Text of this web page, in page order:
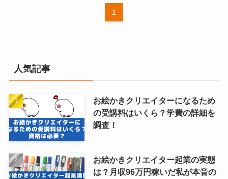
1
人気記事
お絵かきクリエイターになるため
の受講料はいくら？学費の詳細を
調査！
お絵かきクリエイター起業の実態
は？月収96万円稼いだ私が本音の